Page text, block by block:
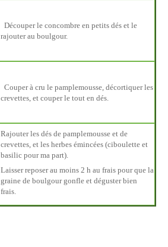
Découper le concombre en petits dés et le
rajouter au boulgour.
Couper à cru le pamplemousse, décortiquer les
crevettes, et couper le tout en dés.
Rajouter les dés de pamplemousse et de
crevettes, et les herbes émincées (ciboulette et
basilic pour ma part).
Laisser reposer au moins 2 h au frais pour que la
graine de boulgour gonfle et déguster bien
frais.